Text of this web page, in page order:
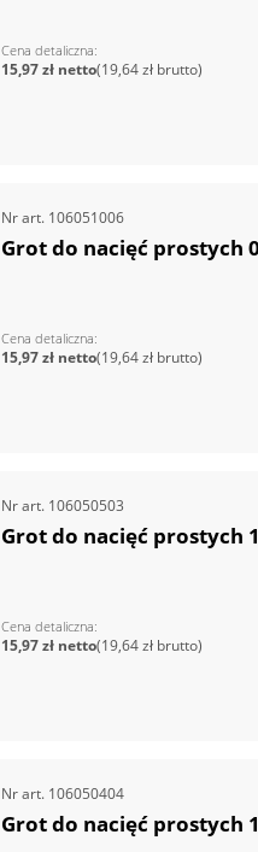
Cena detaliczna
19,64 zł
15,97 zł
Nr art. 106051006
Grot do nacięć prostych
Cena detaliczna
19,64 zł
15,97 zł
Nr art. 106050503
Grot do nacięć prostych
Cena detaliczna
19,64 zł
15,97 zł
Nr art. 106050404
Grot do nacięć prostych